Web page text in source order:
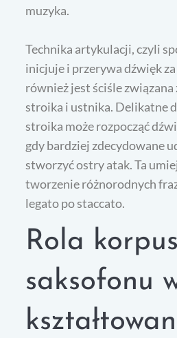
muzyka.
Technika artykulacji, czyli
inicjuje i przerywa dźwięk
również jest ściśle związana
stroika i ustnika. Delikatne
stroika może rozpocząć
gdy bardziej zdecydowane
stworzyć ostry atak. Ta
tworzenie różnorodnych
legato po staccato.
Rola
saksofonu